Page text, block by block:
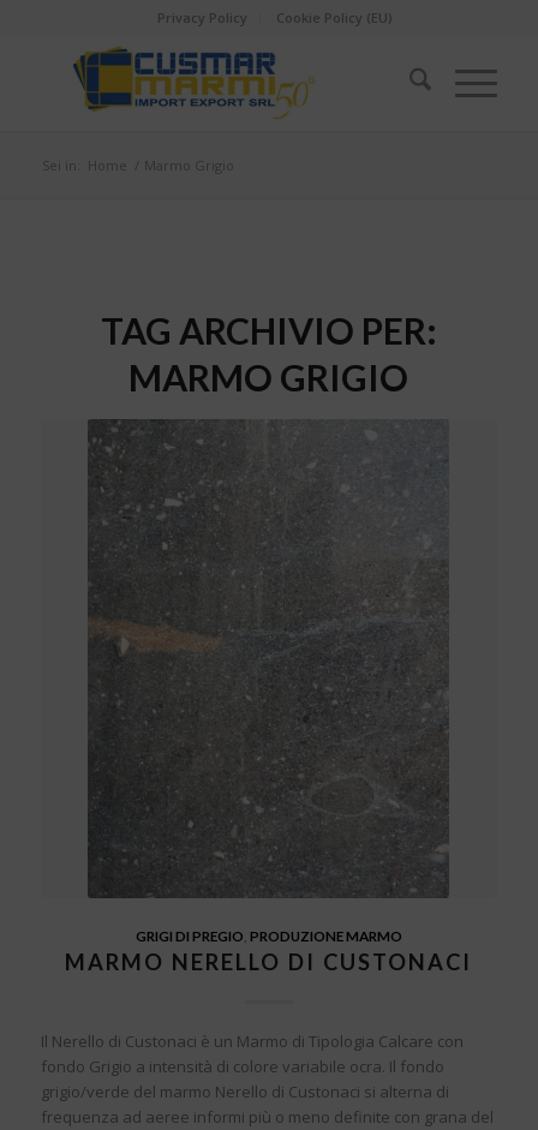
Privacy Policy Cookie Policy (EU)
Sei in: Home / Marmo Grigio
TAG ARCHIVIO PER:
MARMO GRIGIO
GRIGI DI PREGIO PRODUZIONE MARMO
MARMO NERELLO DI CUSTONACI
Il Nerello di Custonaci è un Marmo di Tipologia Calcare con
fondo Grigio a intensità di colore variabile ocra. Il fondo
grigio/verde del marmo Nerello di Custonaci si alterna di
frequenza ad aeree informi più o meno definite con grana del